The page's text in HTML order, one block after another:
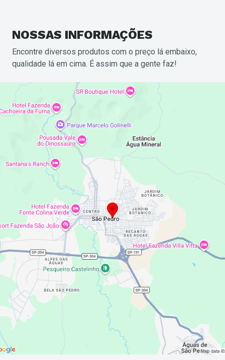
NOSSAS INFORMAÇÕES
Encontre diversos produtos com o preço lá embaixo,
qualidade lá em cima. É assim que a gente faz!